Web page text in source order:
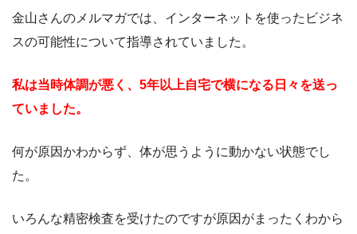
金山さんのメルマガでは、インターネットを使ったビジネ
スの可能性について指導されていました。
私は当時体調が悪く、5年以上自宅で横になる日々を送っ
ていました。
何が原因かわからず、体が思うように動かない状態でし
た。
いろんな精密検査を受けたのですが原因がまったくわから